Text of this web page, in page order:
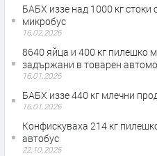
БАБХ иззе над 1000 кг
микробус
16.02.2026
8640 яйца и 400 кг пилешко
задържани в товарен
16.01.2026
БАБХ иззе 440 кг млечни
16.01.2026
Конфискуваха 214 кг
автобус
22.10.2025